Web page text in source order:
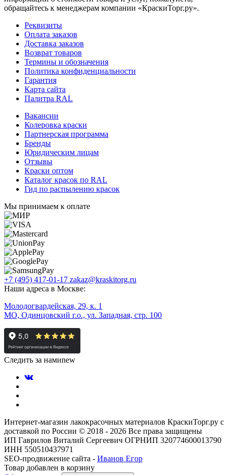
обращайтесь к менеджерам компании «КраскиТорг.ру».
Реквизиты
Оплата заказов
Доставка заказов
Возврат товаров
Термины и обозначения
Политика конфиденциальности
Гарантия
Карта сайта
Палитра RAL
Вакансии
Колеровка краски
Партнерская программа
Бренды
Юридическим лицам
Отзывы
Краски оптом
Каталог красок по RAL
Гид по распылению красок
Мы принимаем к оплате
+7 (495) 417-01-17 zakaz@kraskitorg.ru
Наши адреса в Москве:
Молодогвардейская, 29, к. 1
МО, Одинцовский г.о., ул. Западная, стр. 100
Следить за намиnew
Интернет-магазин лакокрасочных материалов КраскиТорг.ру с
доставкой по России © 2018 - 2026 Все права защищены
ИП Гаврилов Виталий Сергеевич ОГРНИП 320774600013790
ИНН 550510437971
SEO-продвижение сайта - Иванов Егор
Товар добавлен в корзину